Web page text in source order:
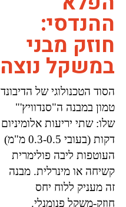
ההנדסי:
חוזק מבני
במשקל נוצה
הסוד הטכנולוגי של הדיבונד
טמון במבנה ה"סנדוויץ'"
שלו: שתי יריעות אלומיניום
דקות (בעובי 0.3-0.5 מ"מ)
העוטפות ליבה פולימרית
קשיחה או מינרלית. מבנה
זה מעניק ללוח יחס
חוזק-משקל פנומנלי.